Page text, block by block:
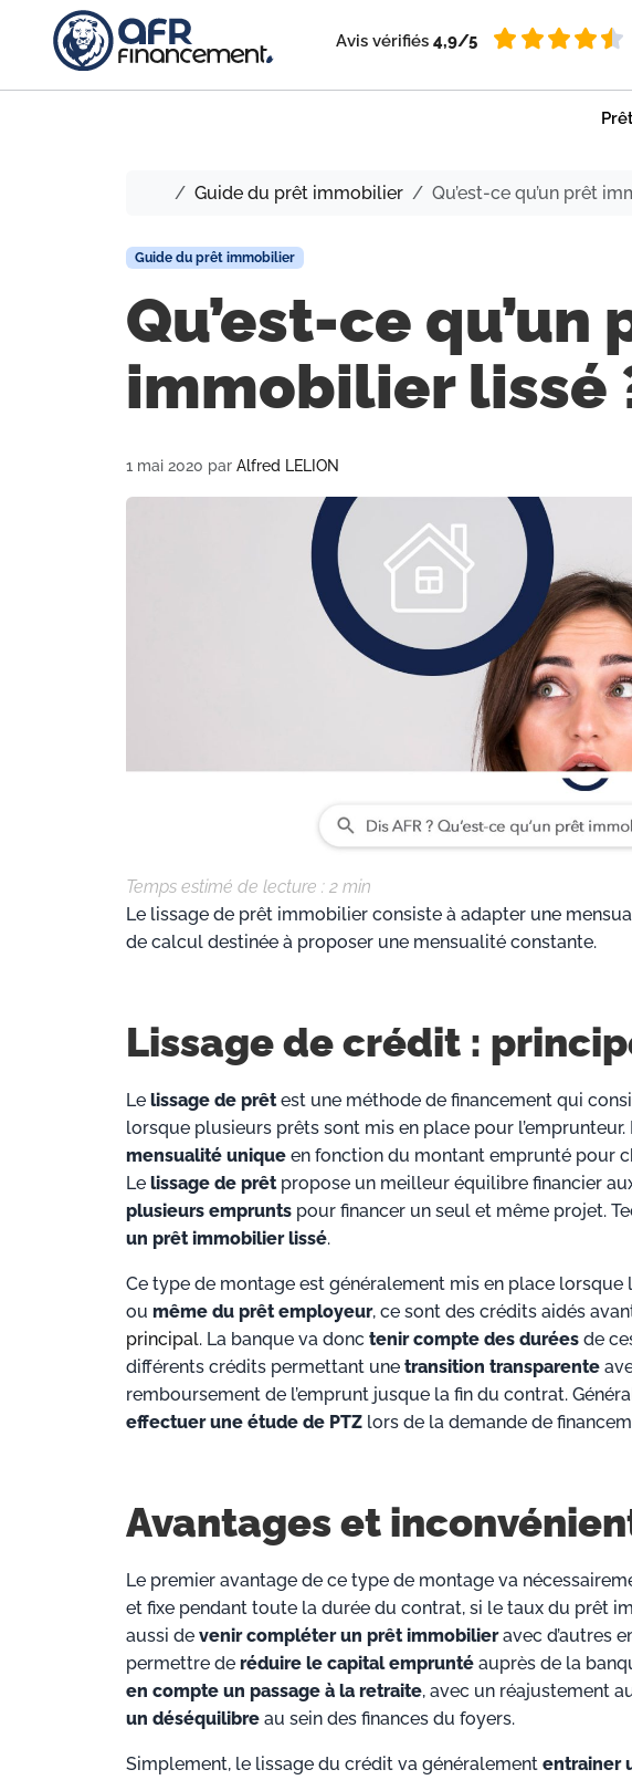
Avis vérifiés 4,9/5
Accueil
Guide du prêt immobilier Qu’est-ce qu’un prêt
Guide du prêt immobilier
Qu’est-ce qu’un
immobilier lissé
1 mai 2020 par Alfred LELION
Temps estimé de lecture : 2 min
Le lissage de prêt immobilier consiste à adapter une
de calcul destinée à proposer une mensualité constante.
Lissage de crédit :
Le lissage de prêtest une méthode de financement qui
lorsque plusieurs prêts sont mis en place pour
mensualité unique en fonction du montant emprunté pour
Le lissage de prêtpropose un meilleur équilibre financier
plusieurs emprunts pour financer un seul et même projet.
un prêt immobilier lissé.
Ce type de montage est généralement mis en place lorsque
ou même du prêt employeur, ce sont des crédits aidés
principal. La banque va donc tenir compte des durées de
différents crédits permettant une transition transparente
remboursement de l’emprunt jusque la fin du contrat.
effectuer une étude de PTZ lors de la demande de
Avantages et
Le premier avantage de ce type de montage va
et fixe pendant toute la durée du contrat, si le taux du prêt
aussi de venir compléter un prêt immobilieravec d’autres
permettre de réduire le capital emprunté auprès de la
en compte un passage à la retraite, avec un réajustement
un déséquilibre au sein des finances du foyers.
Simplement, le lissage du crédit va généralement entrainer